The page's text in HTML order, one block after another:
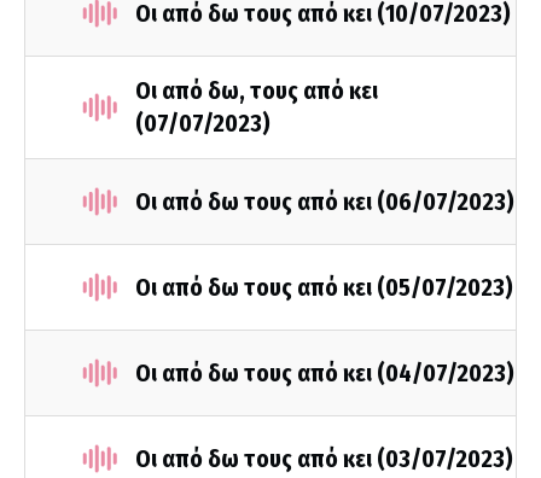
Οι από δω τους από κει (10/07/2023)
Οι από δω, τους από κει
(07/07/2023)
Οι από δω τους από κει (06/07/2023)
Οι από δω τους από κει (05/07/2023)
Οι από δω τους από κει (04/07/2023)
Οι από δω τους από κει (03/07/2023)